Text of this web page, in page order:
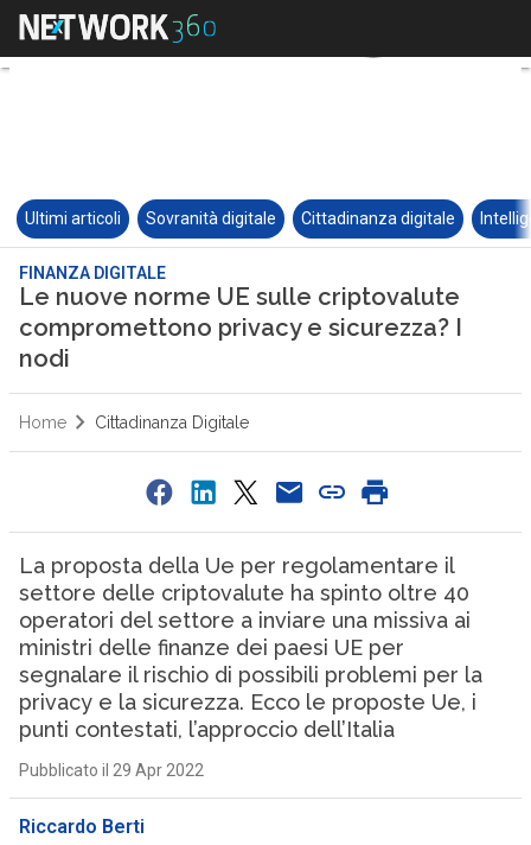
Ultimi articoli Sovranità digitale Cittadinanza digitale
FINANZA DIGITALE
Le nuove norme UE sulle criptovalute
compromettono privacy e sicurezza? I
nodi
Home Cittadinanza Digitale
La proposta della Ue per regolamentare il
settore delle criptovalute ha spinto oltre 40
operatori del settore a inviare una missiva ai
ministri delle finanze dei paesi UE per
segnalare il rischio di possibili problemi per la
privacy e la sicurezza. Ecco le proposte Ue, i
punti contestati, l’approccio dell’Italia
Pubblicato il 29 Apr 2022
Riccardo Berti